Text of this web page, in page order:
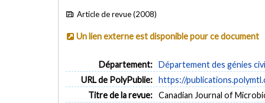
Article de revue (2008)
Un lien externe est disponible pour ce document
Département: Département des génies
URL de PolyPublie: https://
Titre de la revue: Canadian Journal of